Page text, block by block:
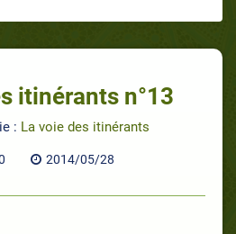
itinérants n°13
: La voie des itinérants
2014/05/28